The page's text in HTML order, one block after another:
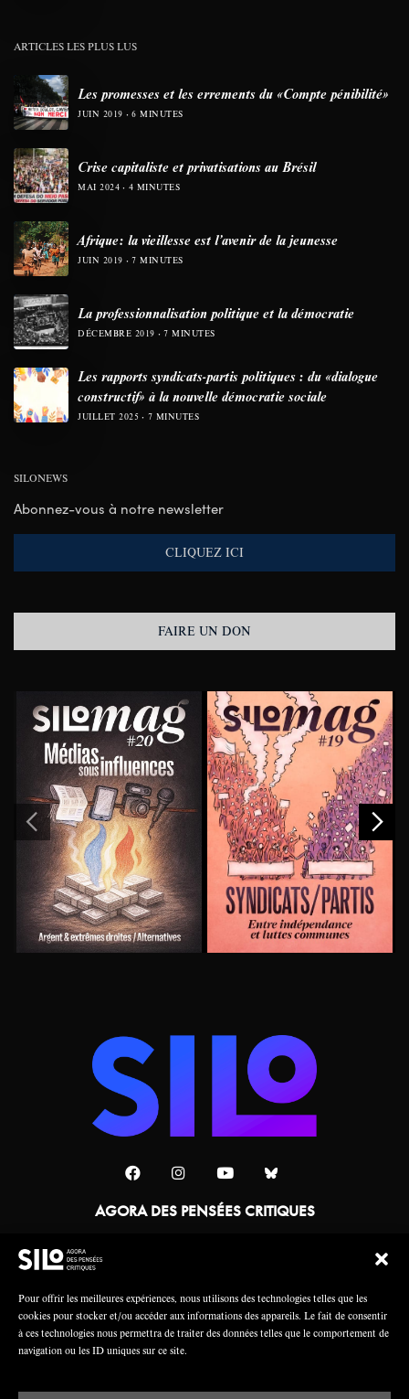
Pour offrir les meilleures expériences, nous utilisons des technologies telles que les
cookies pour stocker et/ou accéder aux informations des appareils. Le fait de consentir
à ces technologies nous permettra de traiter des données telles que le comportement de
navigation ou les ID uniques sur ce site.
ARTICLES LES PLUS LUS
Les promesses et les errements du «Compte pénibilité»
JUIN 2019 6 MINUTES
Crise capitaliste et privatisations au Brésil
MAI 2024 4 MINUTES
Afrique: la vieillesse est l’avenir de la jeunesse
JUIN 2019 7 MINUTES
La professionnalisation politique et la démocratie
DÉCEMBRE 2019 7 MINUTES
Les rapports syndicats-partis politiques : du «dialogue
constructif» à la nouvelle démocratie sociale
JUILLET 2025 7 MINUTES
SILONEWS
Abonnez-vous à notre newsletter
CLIQUEZ ICI
FAIRE UN DON
AGORA DES PENSÉES CRITIQUES